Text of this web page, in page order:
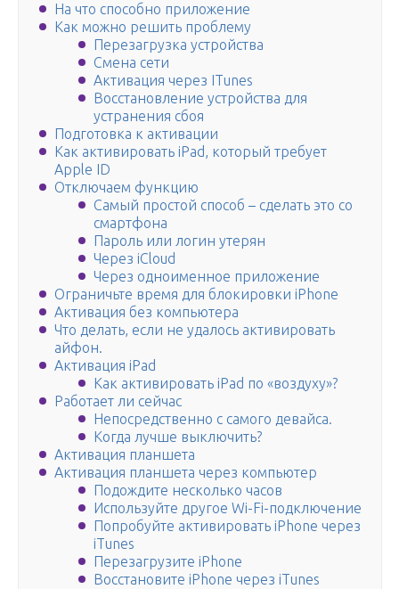
На что способно приложение
Как можно решить проблему
Перезагрузка устройства
Смена сети
Активация через ITunes
Восстановление устройства для
устранения сбоя
Подготовка к активации
Как активировать iPad, который требует
Apple ID
Отключаем функцию
Самый простой способ – сделать это со
смартфона
Пароль или логин утерян
Через iCloud
Через одноименное приложение
Ограничьте время для блокировки iPhone
Активация без компьютера
Что делать, если не удалось активировать
айфон.
Активация iPad
Как активировать iPad по «воздуху»?
Работает ли сейчас
Непосредственно с самого девайса.
Когда лучше выключить?
Активация планшета
Активация планшета через компьютер
Подождите несколько часов
Используйте другое Wi-Fi-подключение
Попробуйте активировать iPhone через
iTunes
Перезагрузите iPhone
Восстановите iPhone через iTunes